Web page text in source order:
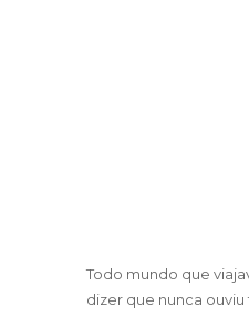
Todo mundo que
dizer que nunca